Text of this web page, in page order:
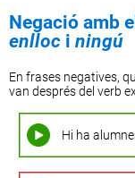
Negació amb
enlloc i ningú
En frases negatives,
van després del verb
Hi ha